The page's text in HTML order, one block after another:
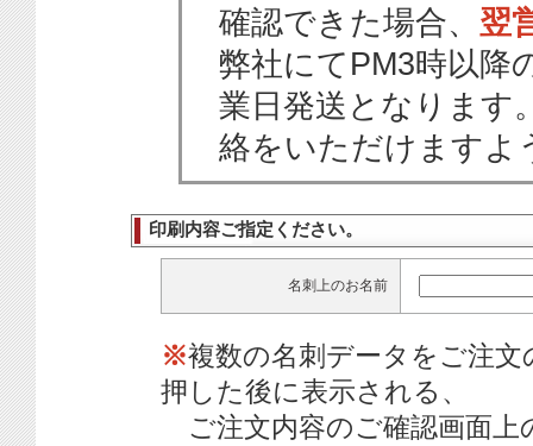
確認できた場合、 翌
弊社にてPM3時以降
業日発送となります
絡をいただけますよ
印刷内容ご指定ください。
名刺上のお名前
※複数の名刺データをご注
押した後に表示される、
ご注文内容のご確認画面上